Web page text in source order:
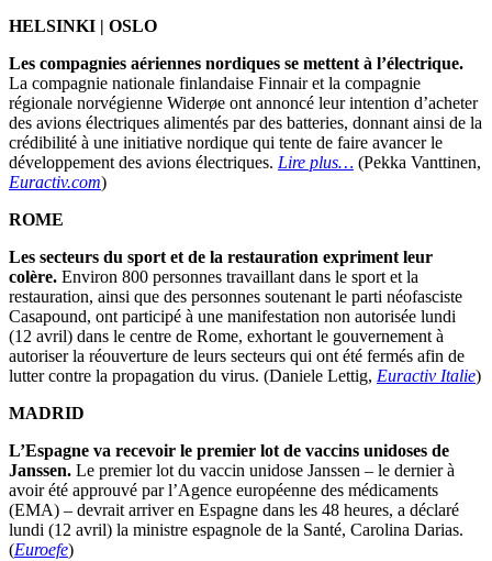
HELSINKI | OSLO
Les compagnies aériennes nordiques se mettent à l’électrique.
La compagnie nationale finlandaise Finnair et la compagnie
régionale norvégienne Widerøe ont annoncé leur intention d’acheter
des avions électriques alimentés par des batteries, donnant ainsi de la
crédibilité à une initiative nordique qui tente de faire avancer le
développement des avions électriques. Lire plus… (Pekka Vanttinen,
Euractiv.com)
ROME
Les secteurs du sport et de la restauration expriment leur
colère. Environ 800 personnes travaillant dans le sport et la
restauration, ainsi que des personnes soutenant le parti néofasciste
Casapound, ont participé à une manifestation non autorisée lundi
(12 avril) dans le centre de Rome, exhortant le gouvernement à
autoriser la réouverture de leurs secteurs qui ont été fermés afin de
lutter contre la propagation du virus. (Daniele Lettig, Euractiv Italie)
MADRID
L’Espagne va recevoir le premier lot de vaccins unidoses de
Janssen. Le premier lot du vaccin unidose Janssen – le dernier à
avoir été approuvé par l’Agence européenne des médicaments
(EMA) – devrait arriver en Espagne dans les 48 heures, a déclaré
lundi (12 avril) la ministre espagnole de la Santé, Carolina Darias.
(Euroefe)